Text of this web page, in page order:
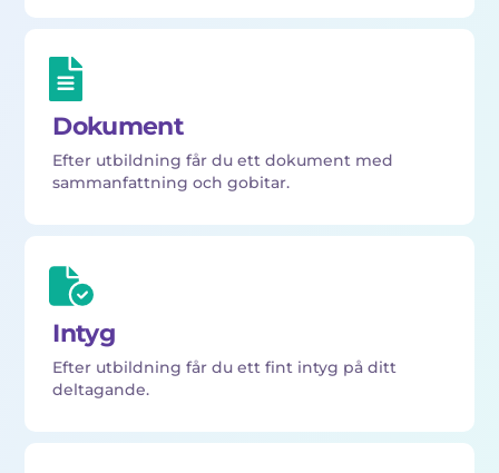
Dokument
Efter utbildning får du ett dokument med
sammanfattning och gobitar.
Intyg
Efter utbildning får du ett fint intyg på ditt
deltagande.